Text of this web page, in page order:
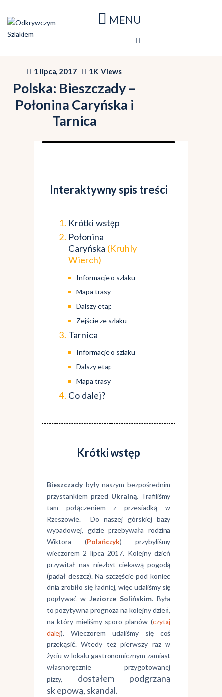
1 lipca, 2017 1K Views
Polska: Bieszczady –
Połonina Caryńska i
Tarnica
Strona główna
Mapa podróży
O stronie
Interaktywny spis treści
Krótki wstęp
Połonina
Caryńska (Kruhly
Wierch)
Informacje o szlaku
Mapa trasy
Dalszy etap
Zejście ze szlaku
Tarnica
Informacje o szlaku
Dalszy etap
Mapa trasy
Co dalej?
Krótki wstęp
Bieszczadybyły naszym bezpośrednim
przystankiem przed Ukrainą. Trafiliśmy
tam połączeniem z przesiadką w
Rzeszowie. Do naszej górskiej bazy
wypadowej, gdzie przebywała rodzina
Wiktora (Polańczyk) przybyliśmy
wieczorem 2 lipca 2017. Kolejny dzień
przywitał nas niezbyt ciekawą pogodą
(padał deszcz). Na szczęście pod koniec
dnia zrobiło się ładniej, więc udaliśmy się
popływać w Jeziorze Solińskim. Była
to pozytywna prognoza na kolejny dzień,
na który mieliśmy sporo planów (czytaj
dalej). Wieczorem udaliśmy się coś
przekąsić. Wtedy też pierwszy raz w
życiu w lokalu gastronomicznym zamiast
własnoręcznie przygotowanej
pizzy, dostałem podgrzaną
sklepową, skandal.